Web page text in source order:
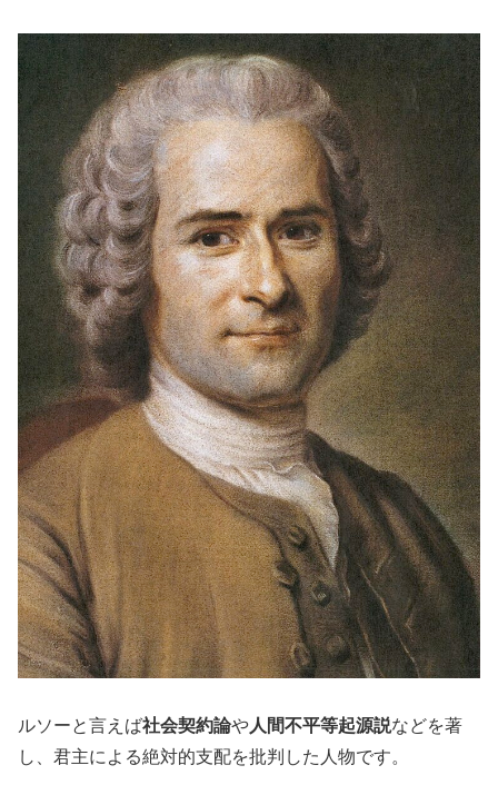
ルソーと言えば社会契約論や人間不平等起源説などを著
し、君主による絶対的支配を批判した人物です。